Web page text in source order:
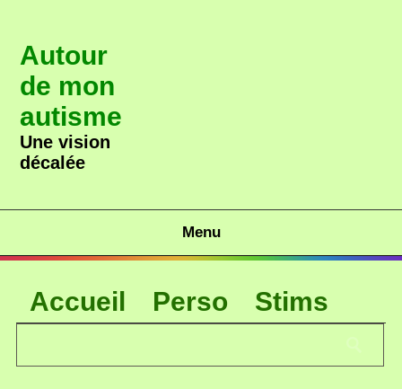
Autour
de mon
autisme
Une vision
décalée
Menu
Accueil Perso Stims